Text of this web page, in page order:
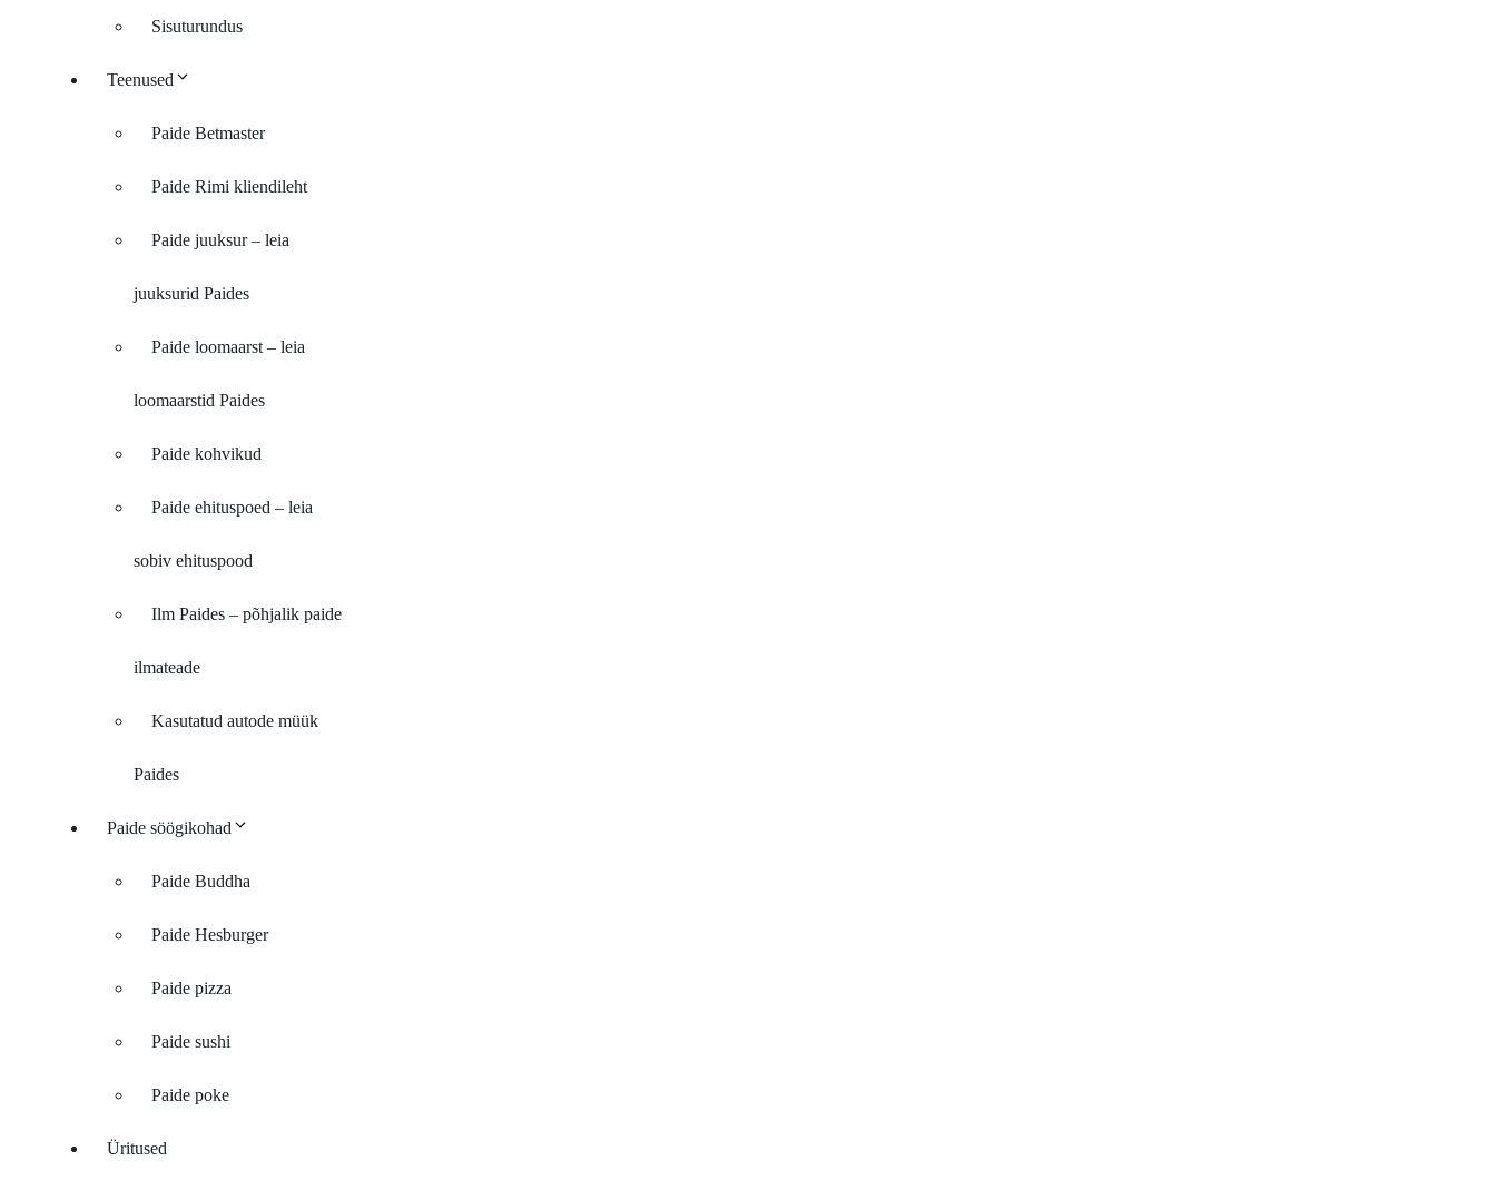
Sisuturundus
Teenused
Paide Betmaster
Paide Rimi kliendileht
Paide juuksur – leia
juuksurid Paides
Paide loomaarst – leia
loomaarstid Paides
Paide kohvikud
Paide ehituspoed – leia
sobiv ehituspood
Ilm Paides – põhjalik paide
ilmateade
Kasutatud autode müük
Paides
Paide söögikohad
Paide Buddha
Paide Hesburger
Paide pizza
Paide sushi
Paide poke
Üritused